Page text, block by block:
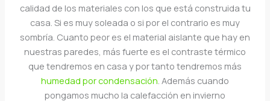
calidad de los materiales con los que está construida tu
casa. Si es muy soleada o si por el contrario es muy
sombría. Cuanto peor es el material aislante que hay en
nuestras paredes, más fuerte es el contraste térmico
que tendremos en casa y por tanto tendremos más
humedad por condensación . Además cuando
pongamos mucho la calefacción en invierno